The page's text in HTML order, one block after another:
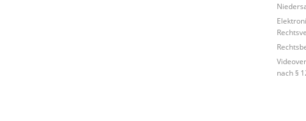
nach §